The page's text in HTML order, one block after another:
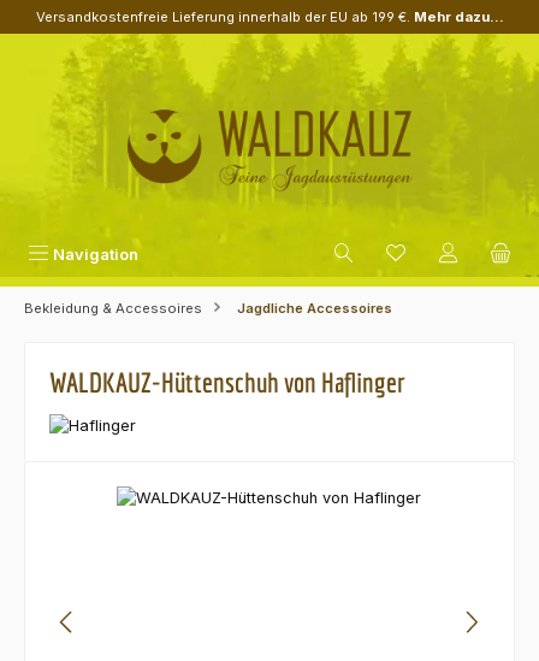
Zum Hauptinhalt springen
Versandkostenfreie Lieferung innerhalb der EU ab 199 €. Mehr dazu...
Navigation
Bekleidung & Accessoires Jagdliche Accessoires
WALDKAUZ-Hüttenschuh von Haflinger
Bildergalerie überspringen